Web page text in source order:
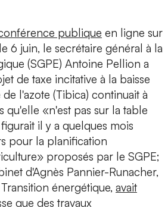
publique en ligne sur
6 juin, le secrétaire général à la
(SGPE) Antoine Pellion a
de taxe incitative à la baisse
l'azote (Tibica) continuait à
qu'elle «n'est pas sur la table
il y a quelques mois
pour la planification
proposés par le SGPE;
d'Agnès Pannier-Runacher,
énergétique, avait
que des travaux